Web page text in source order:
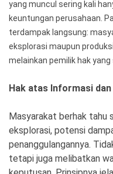
SosBud
Sosial Budaya
Wisata
Ekonomi Olahraga
Indeks Birokrasi
yang muncul sering kali
keuntungan perusahaan.
terdampak langsung:
eksplorasi maupun
melainkan pemilik hak yang
Hak atas Informasi
Masyarakat berhak tahu
eksplorasi, potensi
penanggulangannya.
tetapi juga melibatkan